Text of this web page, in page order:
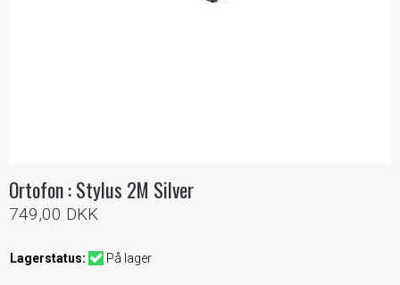
Ortofon : Stylus 2M Silver
749,00 DKK
Lagerstatus: På lager